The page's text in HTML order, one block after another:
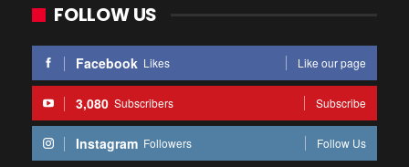
FOLLOW US
Facebook Likes Like our page
3,080 Subscribers Subscribe
Instagram Followers Follow Us